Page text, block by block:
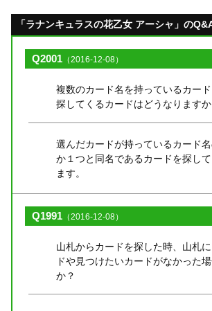
「ラナンキュラスの花乙女 アーシャ」の
Q2001 （2016-12-08）
複数のカード名を持っているカード
探してくるカードはどうなりますか
選んだカードが持っているカード
か１つと同名であるカードを探し
ます。
Q1991 （2016-12-08）
山札からカードを探した時、山札
ドや見つけたいカードがなかった
か？